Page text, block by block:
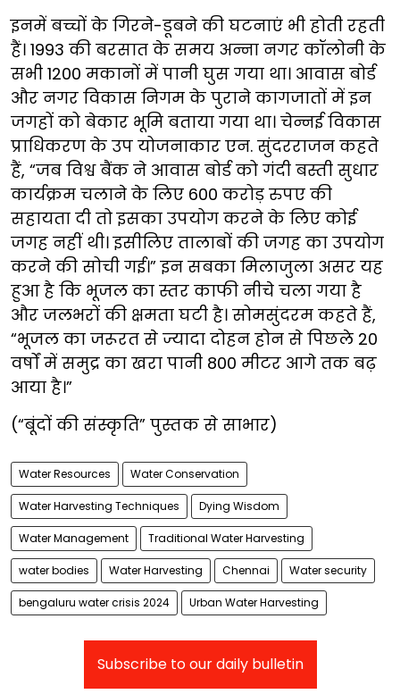
इनमें बच्चों के गिरने-डूबने की घटनाएं भी होती रहती
हैं। 1993 की बरसात के समय अन्ना नगर कॉलोनी के
सभी 1200 मकानों में पानी घुस गया था। आवास बोर्ड
और नगर विकास निगम के पुराने कागजातों में इन
जगहों को बेकार भूमि बताया गया था। चेन्नई विकास
प्राधिकरण के उप योजनाकार एन. सुंदरराजन कहते
हैं, “जब विश्व बैंक ने आवास बोर्ड को गंदी बस्ती सुधार
कार्यक्रम चलाने के लिए 600 करोड़ रुपए की
सहायता दी तो इसका उपयोग करने के लिए कोई
जगह नहीं थी। इसीलिए तालाबों की जगह का उपयोग
करने की सोची गई।” इन सबका मिलाजुला असर यह
हुआ है कि भूजल का स्तर काफी नीचे चला गया है
और जलभरों की क्षमता घटी है। सोमसुंदरम कहते हैं,
“भूजल का जरूरत से ज्यादा दोहन होन से पिछले 20
वर्षों में समुद्र का खरा पानी 800 मीटर आगे तक बढ़
आया है।”
(“बूंदों की संस्कृति” पुस्तक से साभार)
Water Resources Water Conservation
Water Harvesting Techniques Dying Wisdom
Water Management Traditional Water Harvesting
water bodies Water Harvesting Chennai Water security
bengaluru water crisis 2024 Urban Water Harvesting
Subscribe to our daily bulletin